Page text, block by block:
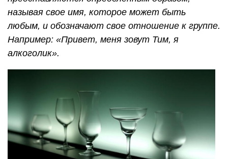
называя свое имя, которое может быть
любым, и обозначают свое отношение к группе.
Например: «Привет, меня зовут Тим, я
алкоголик».